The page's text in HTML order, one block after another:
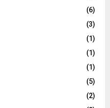
(6)
(3)
(1)
(1)
(1)
(5)
(2)